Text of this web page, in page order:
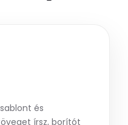
és
írsz, borítót